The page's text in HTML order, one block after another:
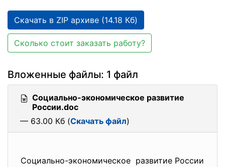
Скачать в ZIP архиве (14.18 Кб)
Сколько стоит заказать работу?
Вложенные файлы: 1 файл
Социально-экономическое развитие
России.doc
— 63.00 Кб (Скачать файл)
Социально-экономическое развитие России